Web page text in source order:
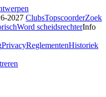
2027 ClubsTopscoorderZoek
Word scheidsrechterInfo
PrivacyReglementenHistoriek